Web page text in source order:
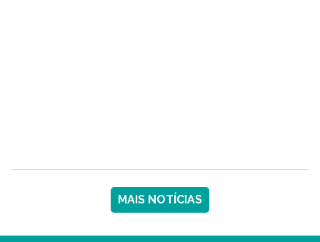
MAIS NOTÍCIAS